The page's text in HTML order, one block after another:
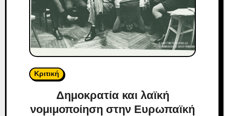
Κριτική
Δημοκρατία και λαϊκή
νομιμοποίηση στην Ευρωπαϊκή